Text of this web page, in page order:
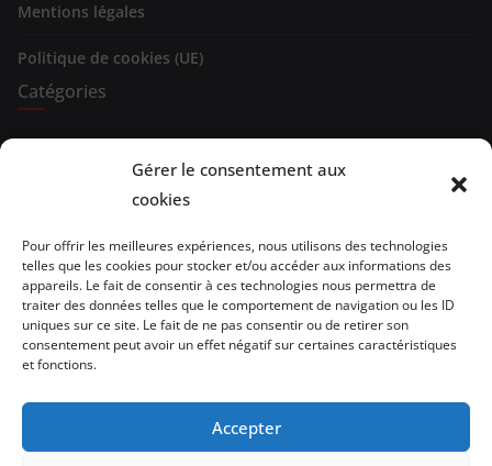
Gérer le consentement aux
cookies
Pour offrir les meilleures expériences, nous utilisons des technologies
telles que les cookies pour stocker et/ou accéder aux informations des
appareils. Le fait de consentir à ces technologies nous permettra de
traiter des données telles que le comportement de navigation ou les ID
uniques sur ce site. Le fait de ne pas consentir ou de retirer son
consentement peut avoir un effet négatif sur certaines caractéristiques
et fonctions.
Accepter
Mentions légales
Politique de cookies (UE)
Catégories
Evénements
Brèves de lecture
Opinion